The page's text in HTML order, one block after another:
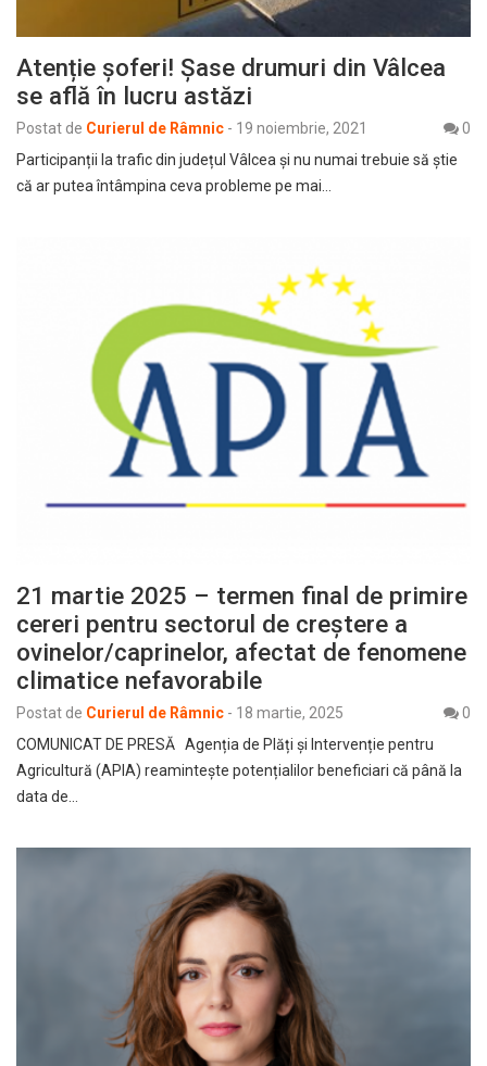
Atenție șoferi! Șase drumuri din Vâlcea
se află în lucru astăzi
Postat de Curierul de Râmnic - 19 noiembrie, 2021
0
Participanții la trafic din județul Vâlcea și nu numai trebuie să știe
că ar putea întâmpina ceva probleme pe mai…
21 martie 2025 – termen final de primire
cereri pentru sectorul de creștere a
ovinelor/caprinelor, afectat de fenomene
climatice nefavorabile
Postat de Curierul de Râmnic - 18 martie, 2025
0
COMUNICAT DE PRESĂ Agenția de Plăți și Intervenție pentru
Agricultură (APIA) reamintește potențialilor beneficiari că până la
data de…